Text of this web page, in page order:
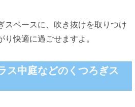
スペースに、吹き抜けを取りつけ
り快適に過ごせますよ。
ス中庭などのくつろぎス